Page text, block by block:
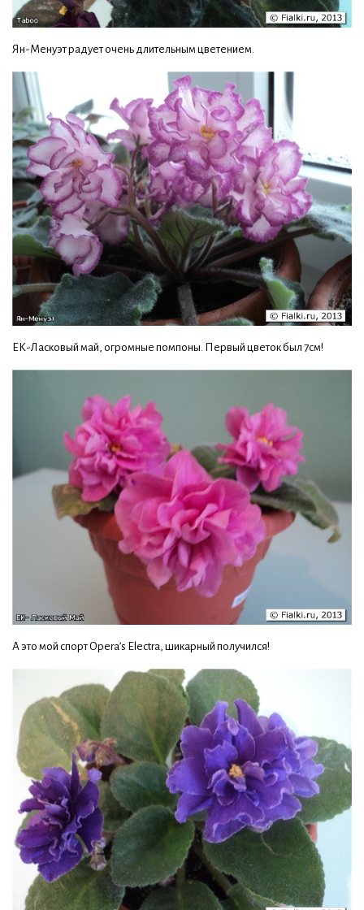
Ян-Менуэт радует очень длительным цветением.
ЕК-Ласковый май, огромные помпоны. Первый цветок был 7см!
А это мой спорт Opera’s Electra, шикарный получился!